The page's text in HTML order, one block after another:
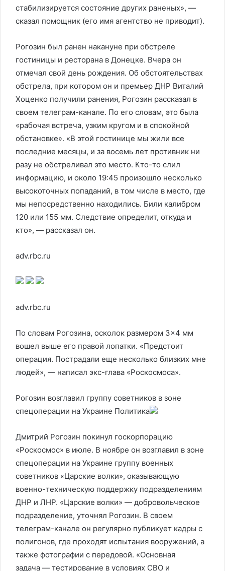
стабилизируется состояние других раненых», —
сказал помощник (его имя агентство не приводит).
Рогозин был ранен накануне при обстреле
гостиницы и ресторана в Донецке. Вчера он
отмечал свой день рождения. Об обстоятельствах
обстрела, при котором он и премьер ДНР Виталий
Хоценко получили ранения, Рогозин рассказал в
своем телеграм-канале. По его словам, это была
«рабочая встреча, узким кругом и в спокойной
обстановке». «В этой гостинице мы жили все
последние месяцы, и за восемь лет противник ни
разу не обстреливал это место. Кто-то слил
информацию, и около 19:45 произошло несколько
высокоточных попаданий, в том числе в место, где
мы непосредственно находились. Били калибром
120 или 155 мм. Следствие определит, откуда и
кто», — рассказал он.
adv.rbc.ru
adv.rbc.ru
По словам Рогозина, осколок размером 3×4 мм
вошел выше его правой лопатки. «Предстоит
операция. Пострадали еще несколько близких мне
людей», — написал экс-глава «Роскосмоса».
Рогозин возглавил группу советников в зоне
спецоперации на Украине Политика
Дмитрий Рогозин покинул госкорпорацию
«Роскосмос» в июле. В ноябре он возглавил в зоне
спецоперации на Украине группу военных
советников «Царские волки», оказывающую
военно-техническую поддержку подразделениям
ДНР и ЛНР. «Царские волки» — добровольческое
подразделение, уточнял Рогозин. В своем
телеграм-канале он регулярно публикует кадры с
полигонов, где проходят испытания вооружений, а
также фотографии с передовой. «Основная
задача — тестирование в условиях СВО и